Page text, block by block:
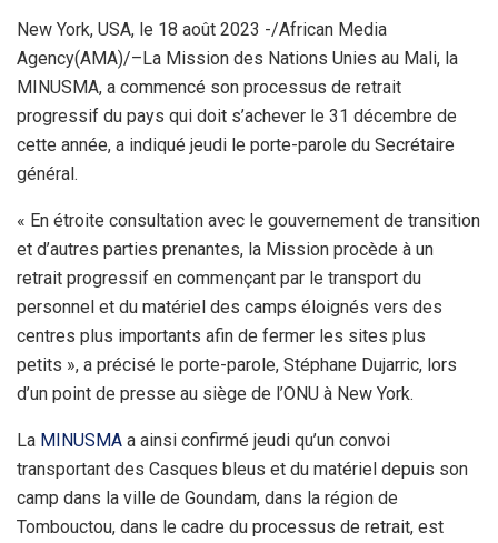
New York, USA, le 18 août 2023 -/African Media
Agency(AMA)/–La Mission des Nations Unies au Mali, la
MINUSMA, a commencé son processus de retrait
progressif du pays qui doit s’achever le 31 décembre de
cette année, a indiqué jeudi le porte-parole du Secrétaire
général.
« En étroite consultation avec le gouvernement de transition
et d’autres parties prenantes, la Mission procède à un
retrait progressif en commençant par le transport du
personnel et du matériel des camps éloignés vers des
centres plus importants afin de fermer les sites plus
petits », a précisé le porte-parole, Stéphane Dujarric, lors
d’un point de presse au siège de l’ONU à New York.
La MINUSMA a ainsi confirmé jeudi qu’un convoi
transportant des Casques bleus et du matériel depuis son
camp dans la ville de Goundam, dans la région de
Tombouctou, dans le cadre du processus de retrait, est